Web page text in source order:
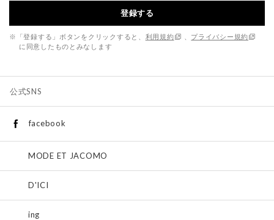
登録する
※「登録する」ボタンをクリックすると、 利用規約
プライバシー規約
に同意したものとみなします
公式SNS
facebook
MODE ET JACOMO
D'ICI
ing